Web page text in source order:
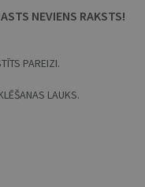
NEVIENS RAKSTS!
PAREIZI.
LAUKS.